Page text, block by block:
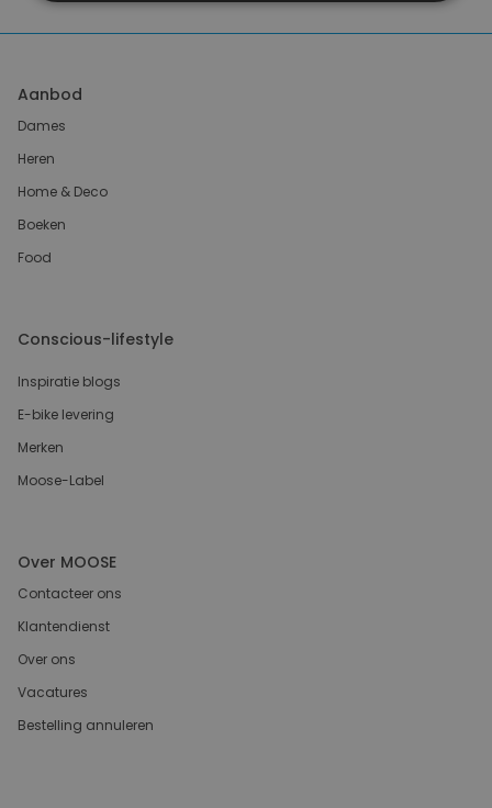
Aanbod
Dames
Heren
Home & Deco
Boeken
Food
Conscious-lifestyle
Inspiratie blogs
E-bike levering
Merken
Moose-Label
Over MOOSE
Contacteer ons
Klantendienst
Over ons
Vacatures
Bestelling annuleren